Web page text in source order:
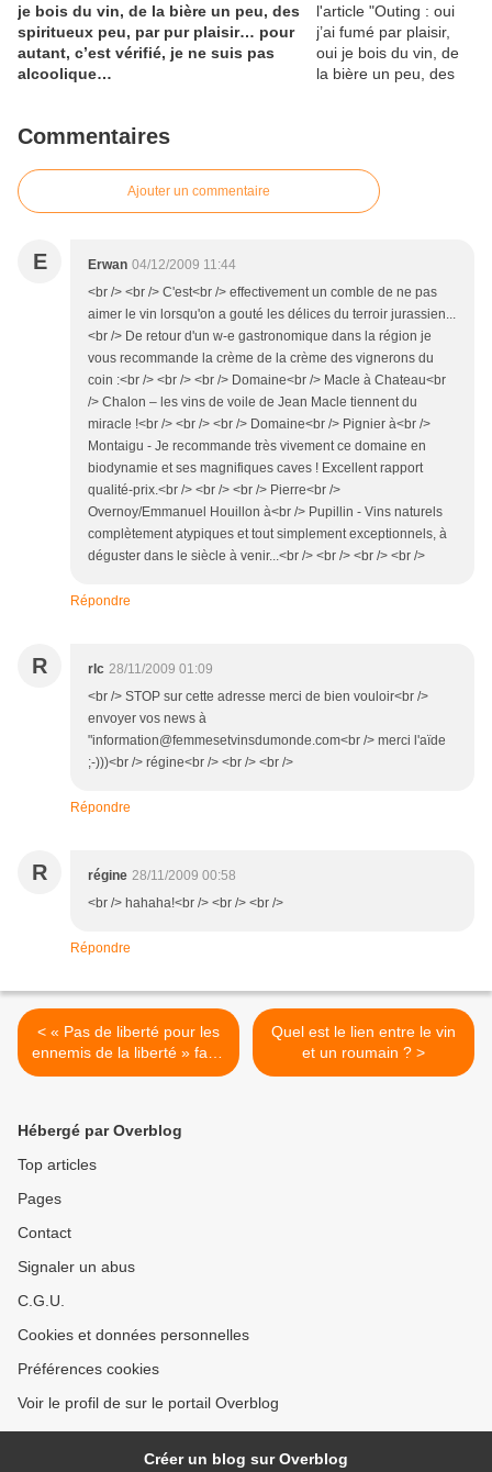
je bois du vin, de la bière un peu, des
spiritueux peu, par pur plaisir… pour
autant, c’est vérifié, je ne suis pas
alcoolique…
Commentaires
Ajouter un commentaire
E Erwan 04/12/2009 11:44
<br /> <br /> C'est<br /> effectivement un comble de ne pas
aimer le vin lorsqu'on a gouté les délices du terroir jurassien...
<br /> De retour d'un w-e gastronomique dans la région je
vous recommande la crème de la crème des vignerons du
coin :<br /> <br /> <br /> Domaine<br /> Macle à Chateau<br
/> Chalon – les vins de voile de Jean Macle tiennent du
miracle !<br /> <br /> <br /> Domaine<br /> Pignier à<br />
Montaigu - Je recommande très vivement ce domaine en
biodynamie et ses magnifiques caves ! Excellent rapport
qualité-prix.<br /> <br /> <br /> Pierre<br />
Overnoy/Emmanuel Houillon à<br /> Pupillin - Vins naturels
complètement atypiques et tout simplement exceptionnels, à
déguster dans le siècle à venir...<br /> <br /> <br /> <br />
Répondre
R rlc 28/11/2009 01:09
<br /> STOP sur cette adresse merci de bien vouloir<br />
envoyer vos news à
"information@femmesetvinsdumonde.com<br /> merci l'aïde
;-)))<br /> régine<br /> <br /> <br />
Répondre
R régine 28/11/2009 00:58
<br /> hahaha!<br /> <br /> <br />
Répondre
< « Pas de liberté pour les
ennemis de la liberté » faut-
il brûler Berthomeau ?
Quel est le lien entre le vin
et un roumain ? >
Hébergé par Overblog
Top articles
Pages
Contact
Signaler un abus
C.G.U.
Cookies et données personnelles
Préférences cookies
Voir le profil de sur le portail Overblog
Créer un blog sur Overblog